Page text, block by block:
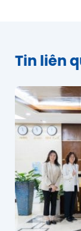
Tin liên